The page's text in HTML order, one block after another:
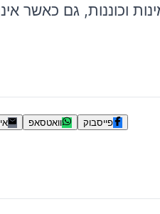
וכוננות, גם כאשר
פייסבוק וואטסאפ